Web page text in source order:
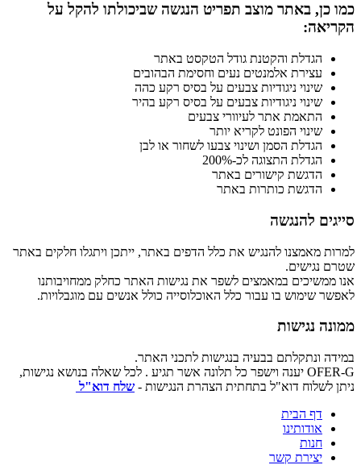
כמו כן, באתר מוצב תפריט הנגשה שביכולתו להקל על
הקריאה:
הגדלת והקטנת גודל הטקסט באתר
עצירת אלמנטים נעים וחסימת הבהובים
שינוי ניגודיות צבעים על בסיס רקע כהה
שינוי ניגודיות צבעים על בסיס רקע בהיר
התאמת אתר לעיוורי צבעים
שינוי הפונט לקריא יותר
הגדלת הסמן ושינוי צבעו לשחור או לבן
הגדלת התצוגה לכ-200%
הדגשת קישורים באתר
הדגשת כותרות באתר
סייגים להנגשה
למרות מאמצנו להנגיש את כלל הדפים באתר, ייתכן ויתגלו חלקים באתר
שטרם נגישים.
אנו ממשיכים במאמצים לשפר את נגישות האתר כחלק ממחויבותנו
לאפשר שימוש בו עבור כלל האוכלוסייה כולל אנשים עם מוגבלויות.
ממונה נגישות
במידה ונתקלתם בבעיה בנגישות לתכני האתר.
OFER-G יענה וישפר כל תלונה אשר תגיע . לכל שאלה בנושא נגישות,
ניתן לשלוח דוא"ל בתחתית הצהרת הנגישות - שלח דוא"ל
דף הבית
אודותינו
חנות
יצירת קשר